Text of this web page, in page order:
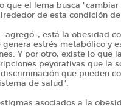
que el lema busca
de esta condición
-agregó-, está la obesidad
genera estrés metabólico y
Y por otro, existe lo que
peyorativas que la
que pueden
de salud".
asociados a la